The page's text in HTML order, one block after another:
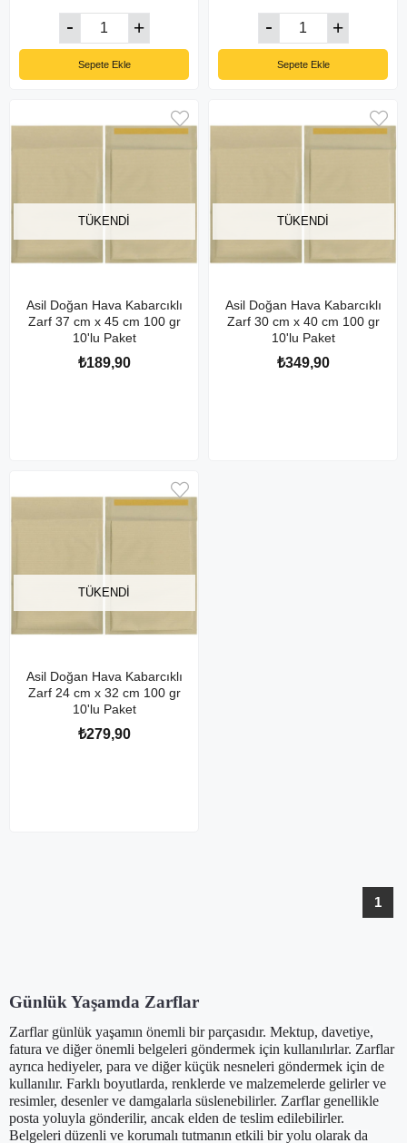
Sepete Ekle Sepete Ekle
TÜKENDI
Asil Doğan Hava Kabarcıklı
Zarf 37 cm x 45 cm 100 gr
10'lu Paket
₺189,90
TÜKENDI
Asil Doğan Hava Kabarcıklı
Zarf 30 cm x 40 cm 100 gr
10'lu Paket
₺349,90
TÜKENDI
Asil Doğan Hava Kabarcıklı
Zarf 24 cm x 32 cm 100 gr
10'lu Paket
₺279,90
1
Günlük Yaşamda Zarflar
Zarflar günlük yaşamın önemli bir parçasıdır. Mektup, davetiye,
fatura ve diğer önemli belgeleri göndermek için kullanılırlar. Zarflar
ayrıca hediyeler, para ve diğer küçük nesneleri göndermek için de
kullanılır. Farklı boyutlarda, renklerde ve malzemelerde gelirler ve
resimler, desenler ve damgalarla süslenebilirler. Zarflar genellikle
posta yoluyla gönderilir, ancak elden de teslim edilebilirler.
Belgeleri düzenli ve korumalı tutmanın etkili bir yolu olarak da